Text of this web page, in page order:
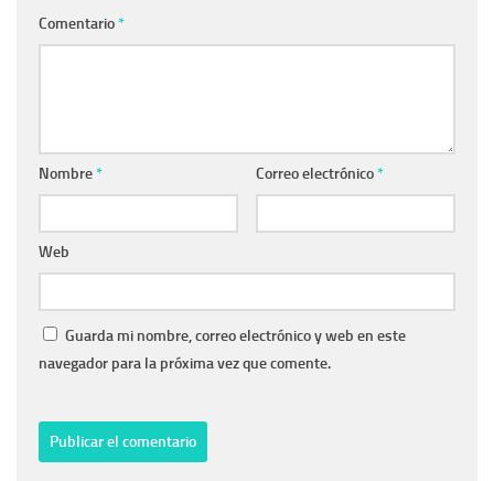
Comentario*
Nombre* Correo electrónico*
Web
Guarda mi nombre, correo electrónico y web en este
navegador para la próxima vez que comente.